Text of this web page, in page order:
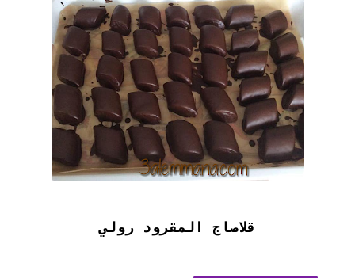
قلاصاج المقرود رولي